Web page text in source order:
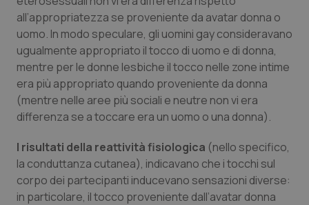
Quotidiano Pediatria
Rene & patologie urogenitali
Salute orale & impianti
Sangue & coagulazione
Tiroide
Tumore al seno
all’appropriatezza se proveniente da avatar donna o
uomo. In modo speculare, gli uomini gay consideravano
ugualmente appropriato il tocco di uomo e di donna,
mentre per le donne lesbiche il tocco nelle zone intime
era più appropriato quando proveniente da donna
(mentre nelle aree più sociali e neutre non vi era
differenza se a toccare era un uomo o una donna).
I risultati della reattività fisiologica (nello specifico,
la conduttanza cutanea), indicavano che i tocchi sul
corpo dei partecipanti inducevano sensazioni diverse:
in particolare, il tocco proveniente dall’avatar donna